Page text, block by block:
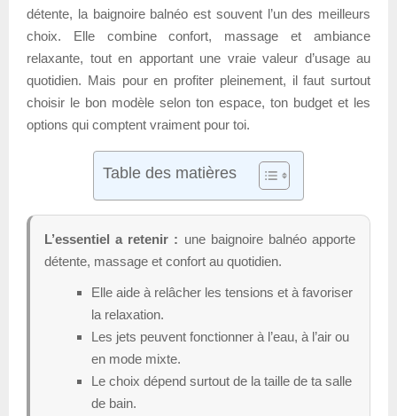
détente, la baignoire balnéo est souvent l’un des meilleurs
choix. Elle combine confort, massage et ambiance
relaxante, tout en apportant une vraie valeur d’usage au
quotidien. Mais pour en profiter pleinement, il faut surtout
choisir le bon modèle selon ton espace, ton budget et les
options qui comptent vraiment pour toi.
Table des matières
L’essentiel a retenir : une baignoire balnéo apporte
détente, massage et confort au quotidien.
Elle aide à relâcher les tensions et à favoriser
la relaxation.
Les jets peuvent fonctionner à l’eau, à l’air ou
en mode mixte.
Le choix dépend surtout de la taille de ta salle
de bain.